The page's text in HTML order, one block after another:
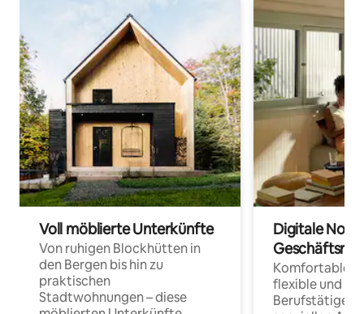
Voll möblierte Unterkünfte
Von ruhigen Blockhütten in
den Bergen bis hin zu
praktischen
Stadtwohnungen – diese
Digitale
Komfortable
flexible und
Berufstätige